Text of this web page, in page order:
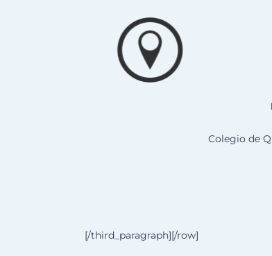
Colegio de
[/third_paragraph][/row]